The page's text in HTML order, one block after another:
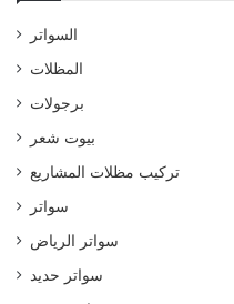
السواتر
المظلات
برجولات
بيوت شعر
تركيب مظلات المشاريع
سواتر
سواتر الرياض
سواتر حديد